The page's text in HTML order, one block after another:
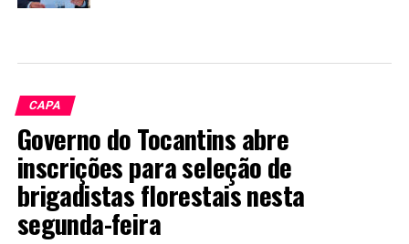
CAPA
Governo do Tocantins abre
inscrições para seleção de
brigadistas florestais nesta
segunda-feira